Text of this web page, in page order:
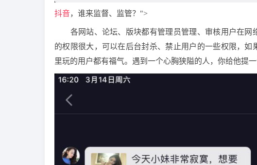
抖音，谁来监督、监管？">
各网站、论坛、版块都有管理员管理、审核用户在网
的权限很大，可以在后台封杀、禁止用户的一些权限，
里玩的用户都有福气。遇到一个心胸狭隘的人，你给他提